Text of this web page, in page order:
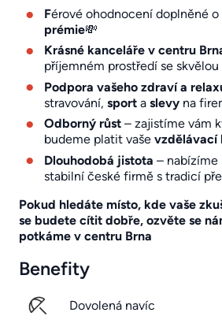
Férové ohodnocení doplněné o
prémie💸
Krásné kanceláře v centru
příjemném prostředí se
Podpora vašeho zdraví a
stravování, sport a slevy na
Odborný růst – zajistíme vám
budeme platit vaše vzdělávací
Dlouhodobá jistota – nabízíme
stabilní české firmě s tradicí
Pokud hledáte místo, kde vaše
se budete cítit dobře, ozvěte se
potkáme v centru Brna
Benefity
Dovolená navíc